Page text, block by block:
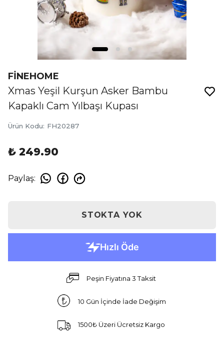
FİNEHOME
Xmas Yeşil Kurşun Asker Bambu
Kapaklı Cam Yılbaşı Kupası
Ürün Kodu: FH20287
₺ 249.90
Paylaş:
STOKTA YOK
Peşin Fiyatına 3 Taksit
10 Gün İçinde İade Değişim
1500₺ Üzeri Ücretsiz Kargo